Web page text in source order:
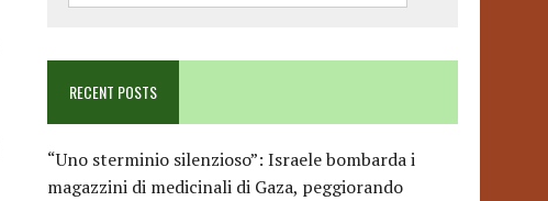
RECENT POSTS
“Uno sterminio silenzioso”: Israele bombarda i
magazzini di medicinali di Gaza, peggiorando